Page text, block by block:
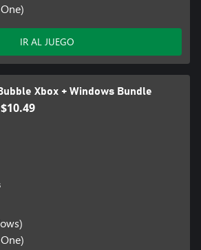
IR AL JUEGO
Xbox + Windows Bundle